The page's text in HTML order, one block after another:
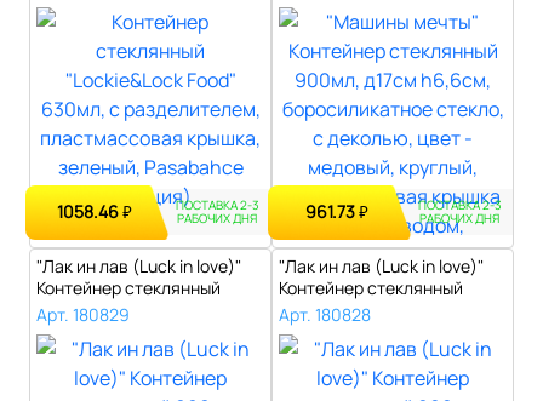
1058.46₽ ПОСТАВКА 2-3
РАБОЧИХ ДНЯ 961.73₽ ПОСТАВКА 2-3
РАБОЧИХ ДНЯ
"Лак ин лав (Luck in love)"
Контейнер стеклянный
900мл,..
Арт. 180829
"Лак ин лав (Luck in love)"
Контейнер стеклянный
900мл,..
Арт. 180828